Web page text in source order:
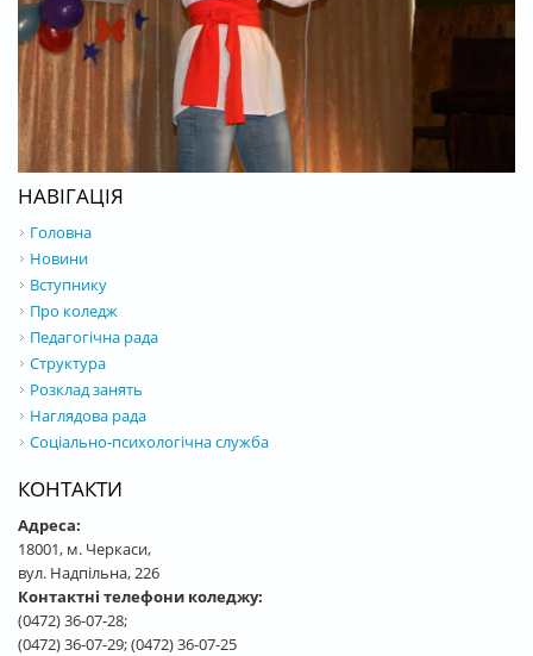
НАВІГАЦІЯ
Головна
Новини
Вступнику
Про коледж
Педагогічна рада
Структура
Розклад занять
Наглядова рада
Соціально-психологічна служба
КОНТАКТИ
Адреса:
18001, м. Черкаси,
вул. Надпільна, 226
Контактні телефони коледжу:
(0472) 36-07-28;
(0472) 36-07-29; (0472) 36-07-25